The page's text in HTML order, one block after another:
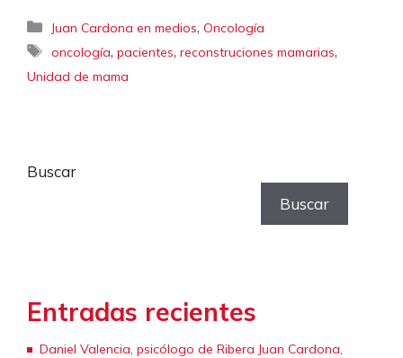
Categorías
Juan Cardona en medios,Oncología
Etiquetas
oncología,pacientes,reconstruciones mamarias,
Unidad de mama
Buscar
Buscar
Entradas recientes
Daniel Valencia, psicólogo de Ribera Juan Cardona,